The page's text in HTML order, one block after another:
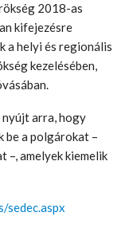
2018-as
kifejezésre
a helyi és regionális
kezelésében,
nyújt arra, hogy
be a polgárokat –
–, amelyek kiemelik